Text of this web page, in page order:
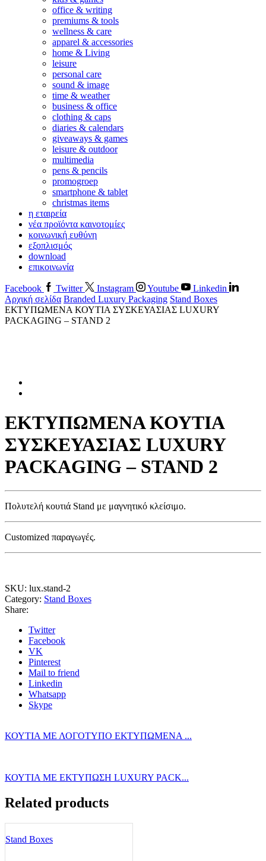
office & writing
premiums & tools
wellness & care
apparel & accessories
home & Living
leisure
personal care
sound & image
time & weather
business & office
clothing & caps
diaries & calendars
giveaways & games
leisure & outdoor
multimedia
pens & pencils
promogroep
smartphone & tablet
christmas items
η εταιρεία
νέα προϊόντα καινοτομίες
κοινωνική ευθύνη
εξοπλισμός
download
επικοινωνία
Facebook Twitter Instagram Youtube
Linkedin
Αρχική σελίδα Branded Luxury Packaging Stand Boxes
ΕΚΤΥΠΩΜΕΝΑ ΚΟΥΤΙΑ ΣΥΣΚΕΥΑΣΙΑΣ LUXURY
PACKAGING – STAND 2
ΕΚΤΥΠΩΜΕΝΑ ΚΟΥΤΙΑ
ΣΥΣΚΕΥΑΣΙΑΣ LUXURY
PACKAGING – STAND 2
Πολυτελή κουτιά Stand με μαγνητικό κλείσιμο.
Customized παραγωγές.
SKU: lux.stand-2
Category: Stand Boxes
Share:
Twitter
Facebook
VK
Pinterest
Mail to friend
Linkedin
Whatsapp
Skype
ΚΟΥΤΙΑ ΜΕ ΛΟΓΟΤΥΠΟ ΕΚΤΥΠΩΜΕΝΑ ...
ΚΟΥΤΙΑ ΜΕ ΕΚΤΥΠΩΣΗ LUXURY PACK...
Related products
Stand Boxes